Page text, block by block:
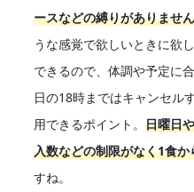
ースなどの縛りがありませ
うな感覚で欲しいときに欲
できるので、体調や予定に
日の18時まではキャンセル
用できるポイント。日曜日
入数などの制限がなく1食
すね。